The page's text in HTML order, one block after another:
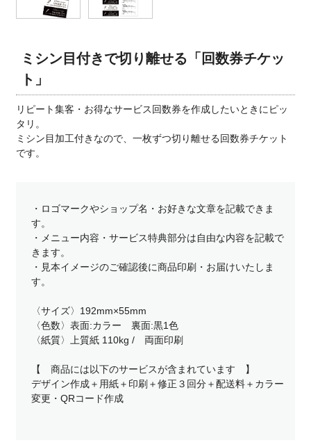
ミシン目付きで切り離せる「回数券チケッ
ト」
リピート集客・お得なサービス回数券を作成したいときにピッ
タリ。
ミシン目加工付きなので、一枚ずつ切り離せる回数券チケット
です。
・ロゴマークやショップ名・お好きな文章を記載できま
す。
・メニュー内容・サービス特典部分は自由な内容を記載で
きます。
・見本イメージのご確認後に商品印刷・お届けいたしま
す。
〈サイズ〉192mm×55mm
〈色数〉表面:カラー 裏面:黒1色
〈紙質〉上質紙 110kg / 両面印刷
【 商品には以下のサービスが含まれています 】
デザイン作成＋用紙＋印刷＋修正３回分＋配送料＋カラー
変更・QRコード作成